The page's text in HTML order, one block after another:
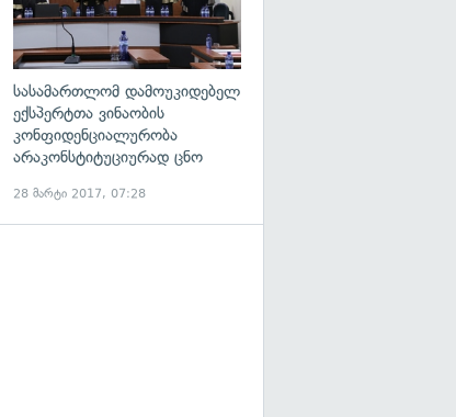
სასამართლომ დამოუკიდებელ
ექსპერტთა ვინაობის
კონფიდენციალურობა
არაკონსტიტუციურად ცნო
28 მარტი 2017, 07:28